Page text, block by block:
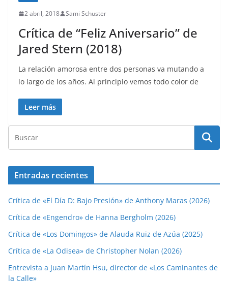
2 abril, 2018 Sami Schuster
Crítica de “Feliz Aniversario” de
Jared Stern (2018)
La relación amorosa entre dos personas va mutando a
lo largo de los años. Al principio vemos todo color de
Leer más
Entradas recientes
Crítica de «El Día D: Bajo Presión» de Anthony Maras (2026)
Crítica de «Engendro» de Hanna Bergholm (2026)
Crítica de «Los Domingos» de Alauda Ruiz de Azúa (2025)
Crítica de «La Odisea» de Christopher Nolan (2026)
Entrevista a Juan Martín Hsu, director de «Los Caminantes de
la Calle»